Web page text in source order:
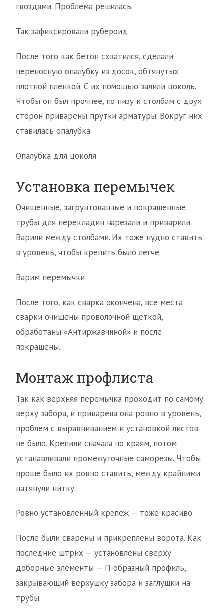
гвоздями. Проблема решилась.
Так зафиксировали рубероид
После того как бетон схватился, сделали
переносную опалубку из досок, обтянутых
плотной пленкой. С их помощью залили цоколь.
Чтобы он был прочнее, по низу к столбам с двух
сторон приварены прутки арматуры. Вокруг них
ставилась опалубка.
Опалубка для цоколя
Установка перемычек
Очищенные, загрунтованные и покрашенные
трубы для перекладин нарезали и приварили.
Варили между столбами. Их тоже нудно ставить
в уровень, чтобы крепить было легче.
Варим перемычки
После того, как сварка окончена, все места
сварки очищены проволочной щеткой,
обработаны «Антиржавчиной» и после
покрашены.
Монтаж профлиста
Так как верхняя перемычка проходит по самому
верху забора, и приварена она ровно в уровень,
проблем с выравниванием и установкой листов
не было. Крепили сначала по краям, потом
устанавливали промежуточные саморезы. Чтобы
проще было их ровно ставить, между крайними
натянули нитку.
Ровно установленный крепеж — тоже красиво
После были сварены и прикреплены ворота. Как
последние штрих — установлены сверху
доборные элементы — П-образный профиль,
закрывающий верхушку забора и заглушки на
трубы.